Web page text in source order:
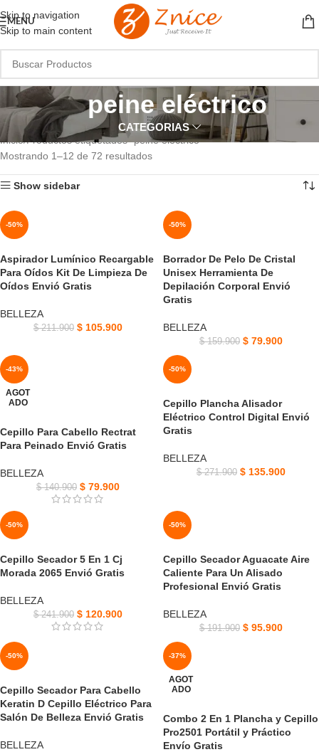
Skip to navigation
Skip to main content
MENU
peine eléctrico
CATEGORIAS
Inicio Productos etiquetados “peine eléctrico”
Mostrando 1–12 de 72 resultados
Show sidebar
-50%
Aspirador Lumínico Recargable
Para Oídos Kit De Limpieza De
Oídos Envió Gratis
BELLEZA
$211.900 $ 105.900
-50%
Borrador De Pelo De Cristal
Unisex Herramienta De
Depilación Corporal Envió
Gratis
BELLEZA
$159.900 $ 79.900
-43%
AGOT
ADO
Cepillo Para Cabello Rectrat
Para Peinado Envió Gratis
BELLEZA
$140.900 $ 79.900
-50%
Cepillo Plancha Alisador
Eléctrico Control Digital Envió
Gratis
BELLEZA
$271.900 $ 135.900
-50%
Cepillo Secador 5 En 1 Cj
Morada 2065 Envió Gratis
BELLEZA
$241.900 $ 120.900
-50%
Cepillo Secador Aguacate Aire
Caliente Para Un Alisado
Profesional Envió Gratis
BELLEZA
$191.900 $ 95.900
-50%
Cepillo Secador Para Cabello
Keratin D Cepillo Eléctrico Para
Salón De Belleza Envió Gratis
BELLEZA
-37%
AGOT
ADO
Combo 2 En 1 Plancha y Cepillo
Pro2501 Portátil y Práctico
Envío Gratis